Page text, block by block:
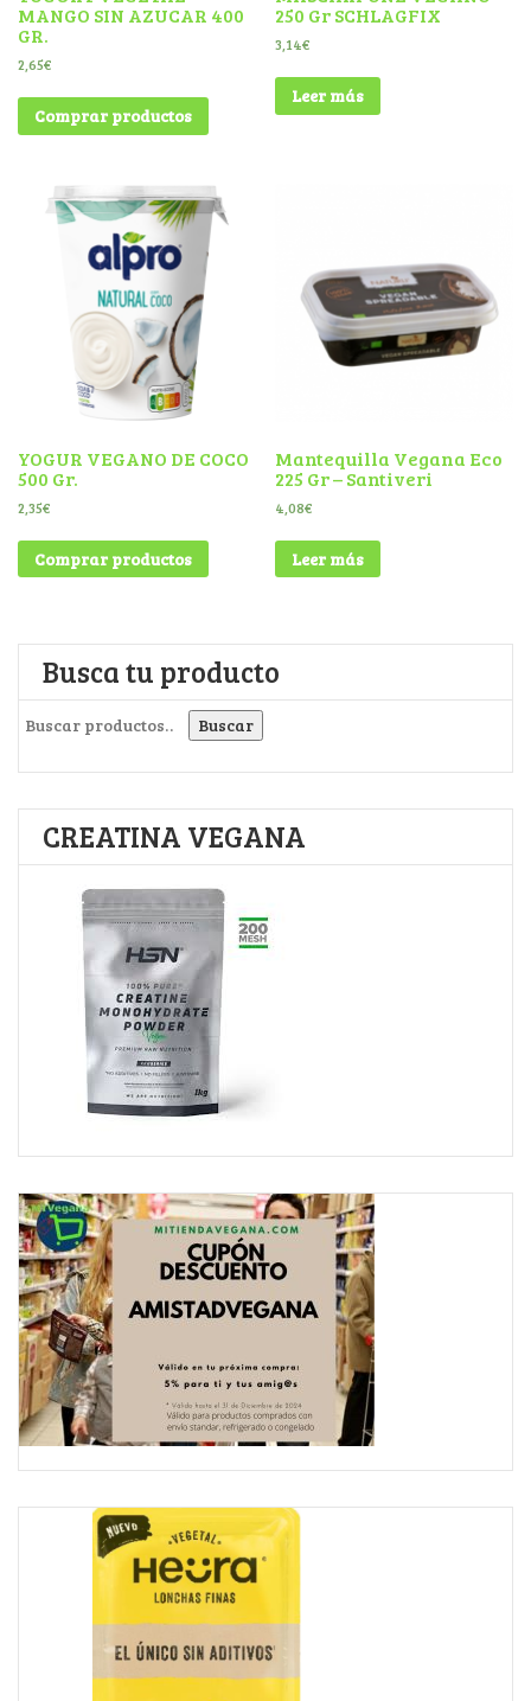
MANGO SIN AZUCAR 400
GR.
2,65€
Comprar productos
250 Gr SCHLAGFIX
3,14€
Leer más
YOGUR VEGANO DE COCO
500 Gr.
2,35€
Comprar productos
Mantequilla Vegana Eco
225 Gr – Santiveri
4,08€
Leer más
Busca tu producto
Buscar
CREATINA VEGANA